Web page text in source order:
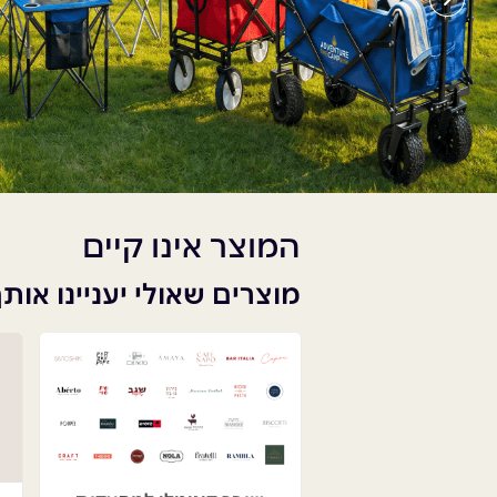
המוצר אינו קיים
מוצרים שאולי יעניינו